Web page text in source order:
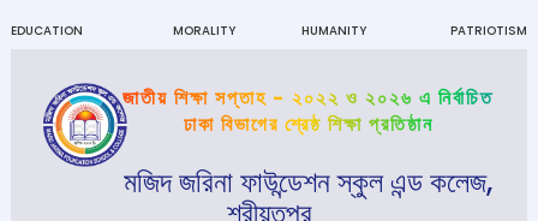
EDUCATION MORALITY HUMANITY PATRIOTISM
জাতীয় শিক্ষা সপ্তাহ - ২০২২ ও ২০২৬ এ নির্বাচিত
ঢাকা বিভাগের শ্রেষ্ঠ শিক্ষা প্রতিষ্ঠান
মজিদ জরিনা ফাউন্ডেশন স্কুল এন্ড কলেজ,
শরীয়তপুর